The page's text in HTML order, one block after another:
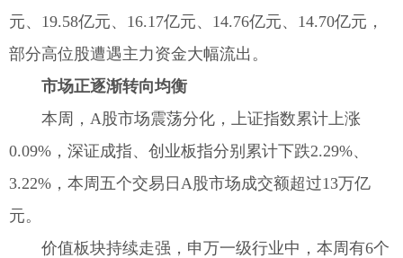
元、19.58亿元、16.17亿元、14.76亿元、14.70亿元，
部分高位股遭遇主力资金大幅流出。
市场正逐渐转向均衡
本周，A股市场震荡分化，上证指数累计上涨
0.09%，深证成指、创业板指分别累计下跌2.29%、
3.22%，本周五个交易日A股市场成交额超过13万亿
元。
价值板块持续走强，申万一级行业中，本周有6个